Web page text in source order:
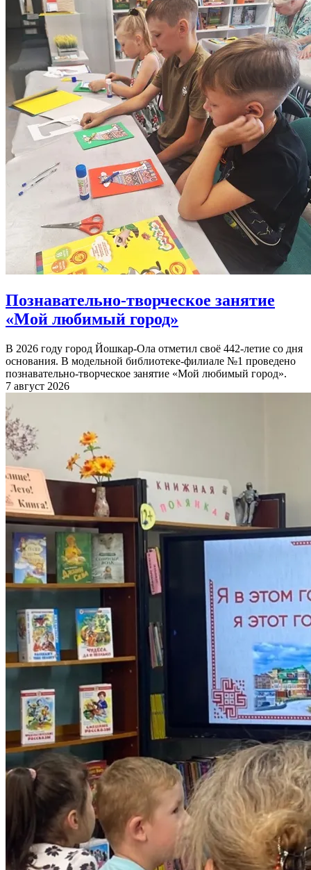
Познавательно-творческое занятие
«Мой любимый город»
В 2026 году город Йошкар-Ола отметил своё 442-летие со дня
основания. В модельной библиотеке-филиале №1 проведено
познавательно-творческое занятие «Мой любимый город».
7 август 2026